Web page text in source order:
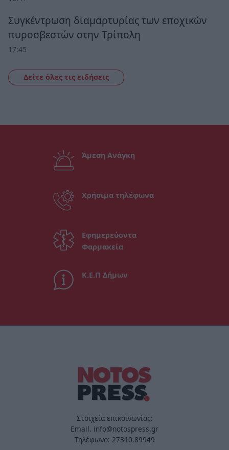
Συγκέντρωση διαμαρτυρίας των εποχικών
πυροσβεστών στην Τρίπολη
17:45
Δείτε όλες τις ειδήσεις
Άμεση Ανάγκη
Χρήσιμα τηλέφωνα
Εφημερεύοντα
Φαρμακεία
Κ.Ε.Π Δήμων
Στοιχεία επικοινωνίας:
Email. info@notospress.gr
Τηλέφωνο: 27310.89949